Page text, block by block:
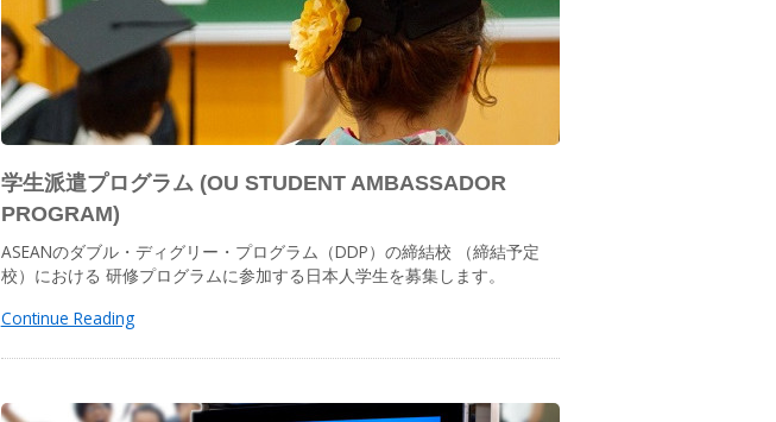
学生派遣プログラム (OU STUDENT AMBASSADOR
PROGRAM)
ASEANのダブル・ディグリー・プログラム（DDP）の締結校 （締結予定
校）における 研修プログラムに参加する日本人学生を募集します。
Continue Reading